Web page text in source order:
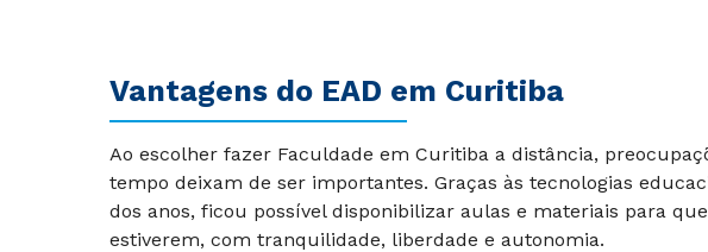
Vantagens do EAD em Curitiba
Ao escolher fazer Faculdade em Curitiba a distância,
tempo deixam de ser importantes. Graças às tecnologias
dos anos, ficou possível disponibilizar aulas e materiais para
estiverem, com tranquilidade, liberdade e autonomia.